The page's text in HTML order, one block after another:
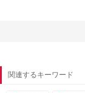
関連するキーワード